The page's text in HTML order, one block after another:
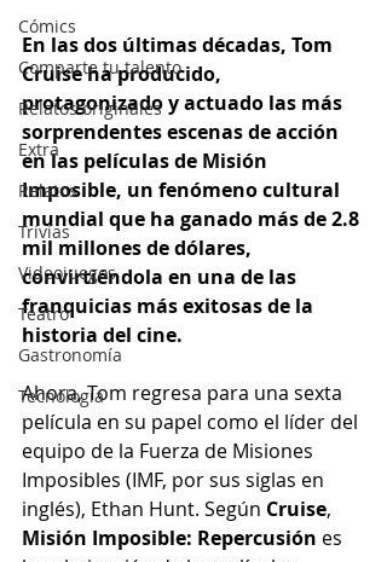
Cómics
Comparte tu talento
Relatos originales
Extra
Relatos
Trivias
Videojuegos
Teatro
Gastronomía
Tecnología
En las dos últimas décadas, Tom
Cruise ha producido,
protagonizado y actuado las más
sorprendentes escenas de acción
en las películas de Misión
Imposible, un fenómeno cultural
mundial que ha ganado más de 2.8
mil millones de dólares,
convirtiéndola en una de las
franquicias más exitosas de la
historia del cine.
Ahora, Tom regresa para una sexta
película en su papel como el líder del
equipo de la Fuerza de Misiones
Imposibles (IMF, por sus siglas en
inglés), Ethan Hunt. Según Cruise,
Misión Imposible: Repercusión es